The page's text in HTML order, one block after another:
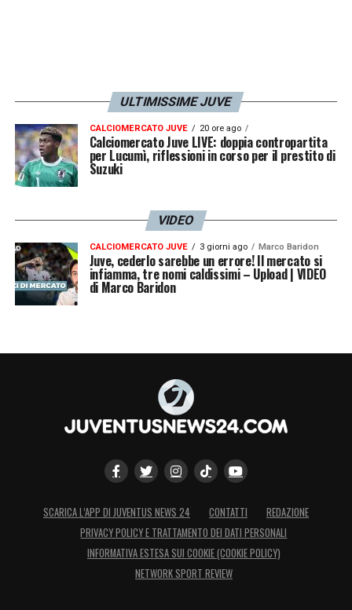
ULTIMISSIME JUVE
CALCIOMERCATO JUVE 20 ore ago
Calciomercato Juve LIVE: doppia contropartita
per Lucumì, riflessioni in corso per il prestito di
Suzuki
VIDEO
CALCIOMERCATO JUVE 3 giorni ago Marco Baridon
Juve, cederlo sarebbe un errore! Il mercato si
infiamma, tre nomi caldissimi – Upload | VIDEO
di Marco Baridon
SCARICA L’APP DI JUVENTUS NEWS 24 CONTATTI
REDAZIONE
PRIVACY POLICY E TRATTAMENTO DEI DATI PERSONALI
INFORMATIVA ESTESA SUI COOKIE (COOKIE POLICY)
NETWORK SPORT REVIEW